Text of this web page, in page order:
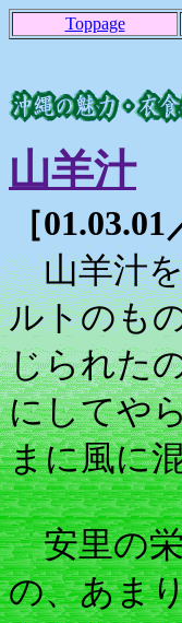
Toppage
山羊汁
［
山羊汁を
ルトのも
じられた
にしてや
まに風に
安里の栄
の、あま